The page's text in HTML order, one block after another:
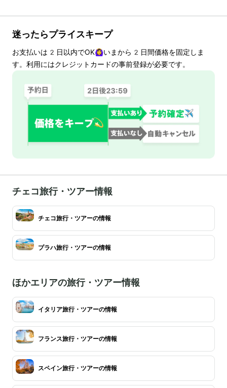
迷ったらプライスキープ
お支払いは 2 日以内でOK🙆‍♀️いまから 2 日間価格を固定しま
す。利用にはクレジットカードの事前登録が必要です。
チェコ旅行・ツアー情報
チェコ旅行・ツアーの情報
プラハ旅行・ツアーの情報
ほかエリアの旅行・ツアー情報
イタリア旅行・ツアーの情報
フランス旅行・ツアーの情報
スペイン旅行・ツアーの情報